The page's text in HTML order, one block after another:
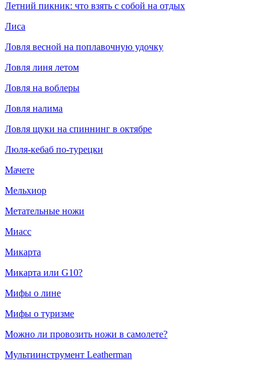
Летний пикник: что взять с собой на отдых
Лиса
Ловля весной на поплавочную удочку
Ловля линя летом
Ловля на воблеры
Ловля налима
Ловля щуки на спиннинг в октябре
Люля-кебаб по-турецки
Мачете
Мельхиор
Метательные ножи
Миасс
Микарта
Микарта или G10?
Мифы о лине
Мифы о туризме
Можно ли провозить ножи в самолете?
Мультиинструмент Leatherman